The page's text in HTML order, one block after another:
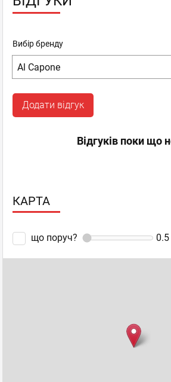
Вибір бренду
Додати відгук
Відгуків поки що
КАРТА
що поруч? 0.5